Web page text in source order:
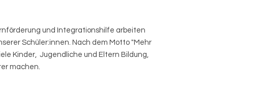
und Integrationshilfe arbeiten
Schüler:innen. Nach dem Motto "Mehr
Kinder, Jugendliche und Eltern Bildung,
machen.